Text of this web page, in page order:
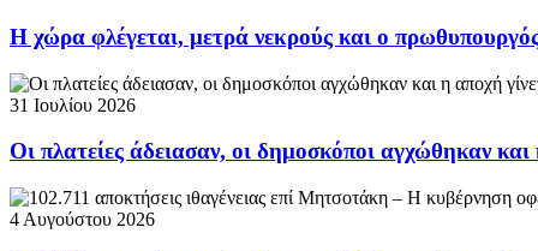
Η χώρα φλέγεται, μετρά νεκρούς και ο
31 Ιουλίου 2026
Οι πλατείες άδειασαν, οι δημοσκόποι αγχώθηκαν και
4 Αυγούστου 2026